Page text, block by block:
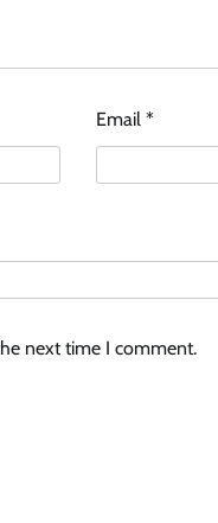
Email*
next time I comment.